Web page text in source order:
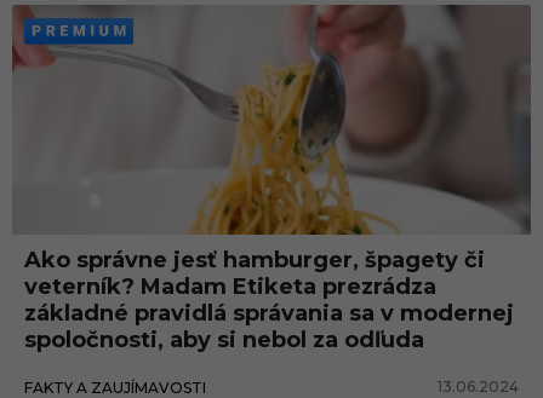
Ako správne jesť hamburger, špagety či
veterník? Madam Etiketa prezrádza
základné pravidlá správania sa v modernej
spoločnosti, aby si nebol za odľuda
FAKTY A ZAUJÍMAVOSTI 13.06.2024